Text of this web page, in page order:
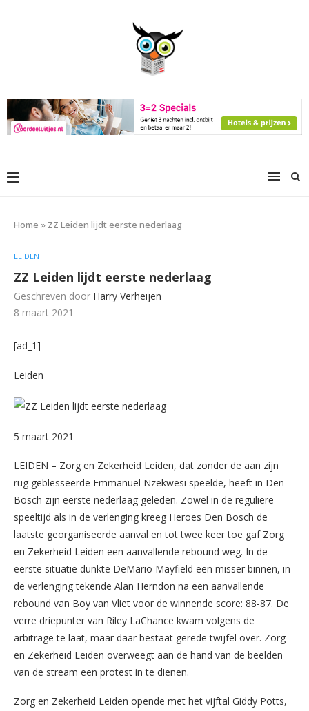
Home » ZZ Leiden lijdt eerste nederlaag
LEIDEN
ZZ Leiden lijdt eerste nederlaag
Geschreven door Harry Verheijen
8 maart 2021
[ad_1]
Leiden
5 maart 2021
LEIDEN – Zorg en Zekerheid Leiden, dat zonder de aan zijn
rug geblesseerde Emmanuel Nzekwesi speelde, heeft in Den
Bosch zijn eerste nederlaag geleden. Zowel in de reguliere
speeltijd als in de verlenging kreeg Heroes Den Bosch de
laatste georganiseerde aanval en tot twee keer toe gaf Zorg
en Zekerheid Leiden een aanvallende rebound weg. In de
eerste situatie dunkte DeMario Mayfield een misser binnen, in
de verlenging tekende Alan Herndon na een aanvallende
rebound van Boy van Vliet voor de winnende score: 88-87. De
verre driepunter van Riley LaChance kwam volgens de
arbitrage te laat, maar daar bestaat gerede twijfel over. Zorg
en Zekerheid Leiden overweegt aan de hand van de beelden
van de stream een protest in te dienen.
Zorg en Zekerheid Leiden opende met het vijftal Giddy Potts,